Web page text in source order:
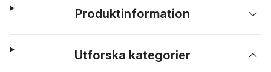
Produktinformation
Utforska kategorier